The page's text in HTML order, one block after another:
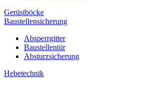
Gerüstböcke
Baustellensicherung
Absperrgitter
Baustellentür
Absturzsicherung
Hebetechnik